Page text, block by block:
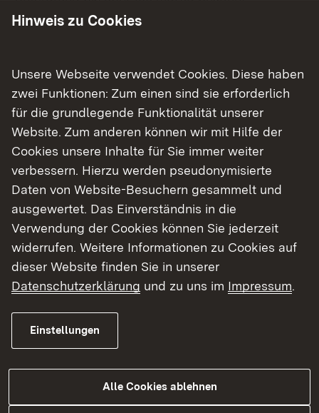
geworden. Im Projekt wurden zunächst Hinweise
kartographisch erfasst. In einem zweiten Schritt
wurden ausgewählte Flächen beprobt und die
Bodenproben chemisch analysiert. Die
Ergebnisse wurden vorbewertet und an Hand von
Wirkungspfaden die bodenschutzfachlichen
Auswirkungen auf vorrangig betroffene
Rechtsgebiete aufgezeigt.
Informationen zum Projekt
Projektziele
Projektbeteiligte
Bearbeitungsstatus
Weitere Informationen
Hinweis zu Cookies
Unsere Webseite verwendet Cookies. Diese haben
zwei Funktionen: Zum einen sind sie erforderlich
für die grundlegende Funktionalität unserer
Website. Zum anderen können wir mit Hilfe der
Cookies unsere Inhalte für Sie immer weiter
verbessern. Hierzu werden pseudonymisierte
Daten von Website-Besuchern gesammelt und
ausgewertet. Das Einverständnis in die
Verwendung der Cookies können Sie jederzeit
widerrufen. Weitere Informationen zu Cookies auf
dieser Website finden Sie in unserer
Datenschutzerklärung und zu uns im Impressum
Einstellungen
Alle Cookies ablehnen